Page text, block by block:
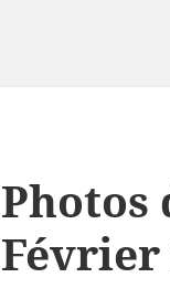
Photos
Février